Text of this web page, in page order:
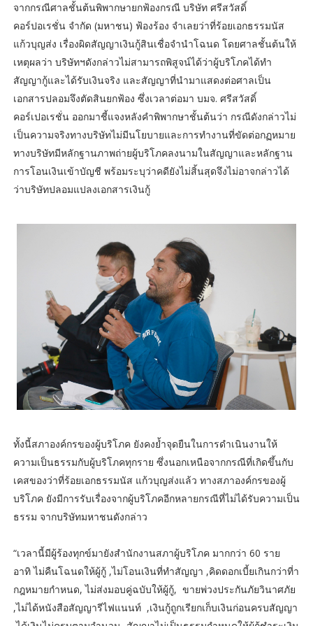
จากกรณีศาลชั้นต้นพิพากษายกฟ้องกรณี บริษัท ศรีสวัสดิ์
คอร์ปอเรชั่น จำกัด (มหาชน) ฟ้องร้อง จำเลยว่าที่ร้อยเอกธรรมนัส
แก้วบุญส่ง เรื่องผิดสัญญาเงินกู้สินเชื่อจำนำโฉนด โดยศาลชั้นต้นให้
เหตุผลว่า บริษัทฯดังกล่าวไม่สามารถพิสูจน์ได้ว่าผู้บริโภคได้ทำ
สัญญากู้และได้รับเงินจริง และสัญญาที่นำมาแสดงต่อศาลเป็น
เอกสารปลอมจึงตัดสินยกฟ้อง ซึ่งเวลาต่อมา บมจ. ศรีสวัสดิ์
คอร์เปอเรชั่น ออกมาชี้แจงหลังคำพิพากษาชั้นต้นว่า กรณีดังกล่าวไม่
เป็นความจริงทางบริษัทไม่มีนโยบายและการทำงานที่ขัดต่อกฏหมาย
ทางบริษัทมีหลักฐานภาพถ่ายผู้บริโภคลงนามในสัญญาและหลักฐาน
การโอนเงินเข้าบัญชี พร้อมระบุว่าคดียังไม่สิ้นสุดจึงไม่อาจกล่าวได้
ว่าบริษัทปลอมแปลงเอกสารเงินกู้
ทั้งนี้สภาองค์กรของผู้บริโภค ยังคงย้ำจุดยืนในการดำเนินงานให้
ความเป็นธรรมกับผู้บริโภคทุกราย ซึ่งนอกเหนือจากกรณีที่เกิดขึ้นกับ
เคสของว่าที่ร้อยเอกธรรมนัส แก้วบุญส่งแล้ว ทางสภาองค์กรของผู้
บริโภค ยังมีการรับเรื่องจากผู้บริโภคอีกหลายกรณีที่ไม่ได้รับความเป็น
ธรรม จากบริษัทมหาชนดังกล่าว
“เวลานี้มีผู้ร้องทุกข์มายังสำนักงานสภาผู้บริโภค มากกว่า 60 ราย
อาทิ ไม่คืนโฉนดให้ผู้กู้ ,ไม่โอนเงินที่ทำสัญญา ,คิดดอกเบี้ยเกินกว่าที่า
กฎหมายกำหนด, ไม่ส่งมอบคู่ฉบับให้ผู้กู้, ขายพ่วงประกันภัยวินาศภัย
,ไม่ได้หนังสือสัญญารีไฟแนนท์ ,เงินกู้ถูกเรียกเก็บเงินก่อนครบสัญญา